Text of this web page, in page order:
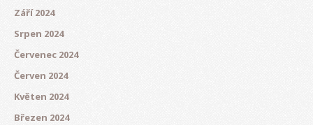
Září 2024
Srpen 2024
Červenec 2024
Červen 2024
Květen 2024
Březen 2024